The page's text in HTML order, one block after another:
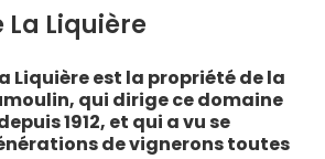
Liquière
Liquière est la propriété de la
qui dirige ce domaine
1912, et qui a vu se
de vignerons toutes